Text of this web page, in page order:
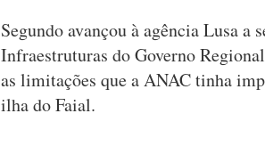
Segundo avançou à agência Lusa
Infraestruturas do Governo
as limitações que a ANAC tinha
ilha do Faial.